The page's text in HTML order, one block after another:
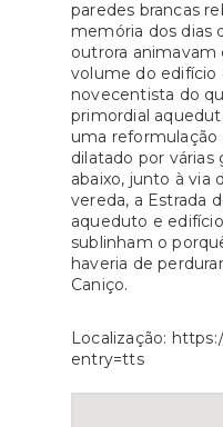
paredes brancas
memória dos dias
outrora animavam
volume do edifício
novecentista do
primordial
uma reformulação
dilatado por várias
abaixo, junto à via
vereda, a Estrada
aqueduto e
sublinham o
haveria de
Caniço.
Localização:
entry=tts